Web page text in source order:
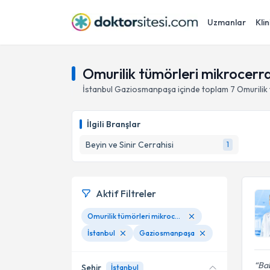
Uzmanlar
Omurilik tümörleri
İstanbul Gaziosmanpaşa içinde toplam 7
İlgili Branşlar
Beyin ve Sinir Cerrahisi
1
Aktif Filtreler
Omurilik tümörleri mikrocerrahisi
İstanbul
Gaziosmanpaşa
Şehir İstanbul